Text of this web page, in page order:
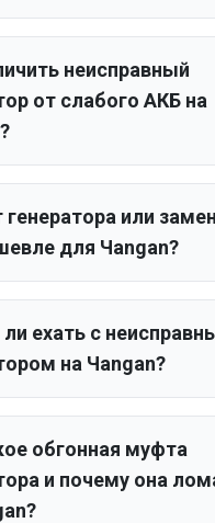
неисправный
от слабого АКБ на
или
для Чangan?
ехать с
на Чangan?
обгонная муфта
и почему она